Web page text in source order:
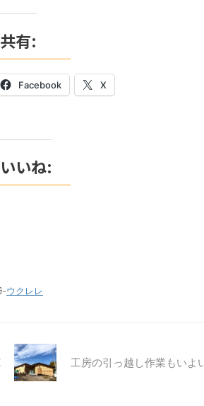
共有:
Facebook X
いいね:
-ウクレレ
工房の引っ越し作業もいよ